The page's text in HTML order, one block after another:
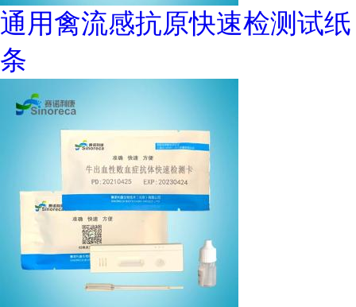
通用禽流感抗原快速检测试纸
条